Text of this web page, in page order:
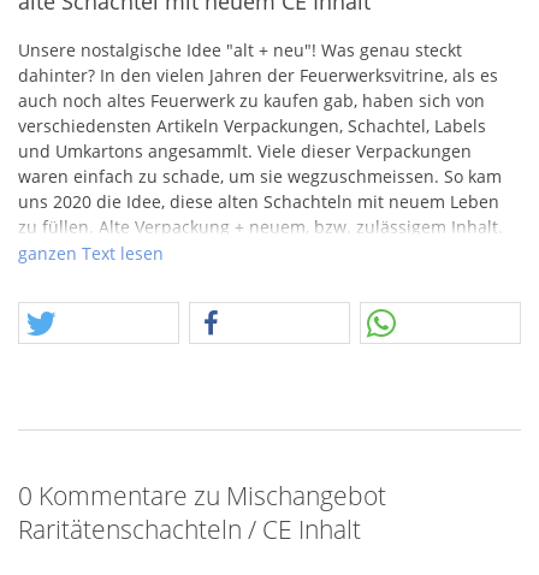
Unsere nostalgische Idee "alt + neu"! Was genau steckt
dahinter? In den vielen Jahren der Feuerwerksvitrine, als es
auch noch altes Feuerwerk zu kaufen gab, haben sich von
verschiedensten Artikeln Verpackungen, Schachtel, Labels
und Umkartons angesammlt. Viele dieser Verpackungen
waren einfach zu schade, um sie wegzuschmeissen. So kam
uns 2020 die Idee, diese alten Schachteln mit neuem Leben
zu füllen. Alte Verpackung + neuem, bzw. zulässigem Inhalt.
Dabei haben wir
dieses Angebot zusammen. Der bei Lieferung zu erwartende
Artikel ist freibleibend, es können auch Artikel zur
sehr leicht, die alten Weco Schachteln für Kanonenschläge
mit den aktueller CE zu verwenden. Auch die Superfontäne
von Feistel, war nichts anderes als eine Cuckoo Cuckoo
ganzen Text lesen
0 Kommentare zu Mischangebot
Raritätenschachteln / CE Inhalt